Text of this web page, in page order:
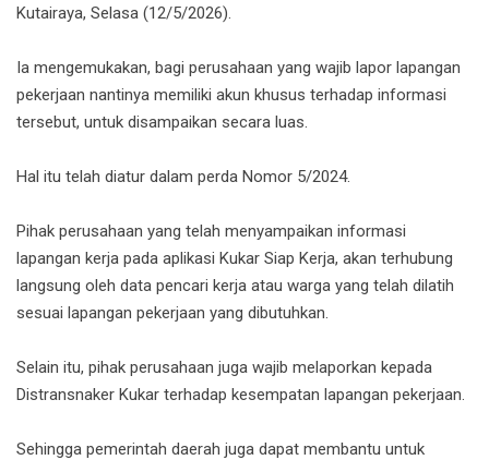
Kutairaya, Selasa (12/5/2026).
Ia mengemukakan, bagi perusahaan yang wajib lapor lapangan
pekerjaan nantinya memiliki akun khusus terhadap informasi
tersebut, untuk disampaikan secara luas.
Hal itu telah diatur dalam perda Nomor 5/2024.
Pihak perusahaan yang telah menyampaikan informasi
lapangan kerja pada aplikasi Kukar Siap Kerja, akan terhubung
langsung oleh data pencari kerja atau warga yang telah dilatih
sesuai lapangan pekerjaan yang dibutuhkan.
Selain itu, pihak perusahaan juga wajib melaporkan kepada
Distransnaker Kukar terhadap kesempatan lapangan pekerjaan.
Sehingga pemerintah daerah juga dapat membantu untuk